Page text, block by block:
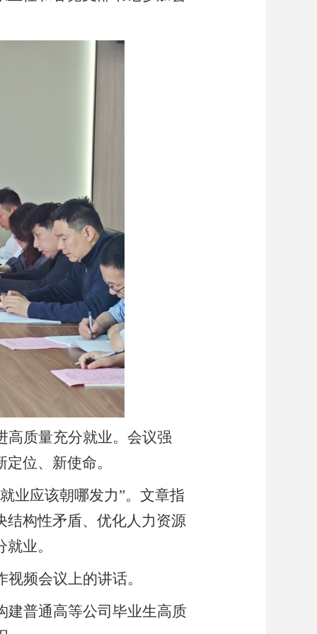
高质量充分就业。会议强
位、新使命。
业应该朝哪发力”。文章指
结构性矛盾、优化人力资源
业。
频会议上的讲话。
建普通高等公司毕业生高质